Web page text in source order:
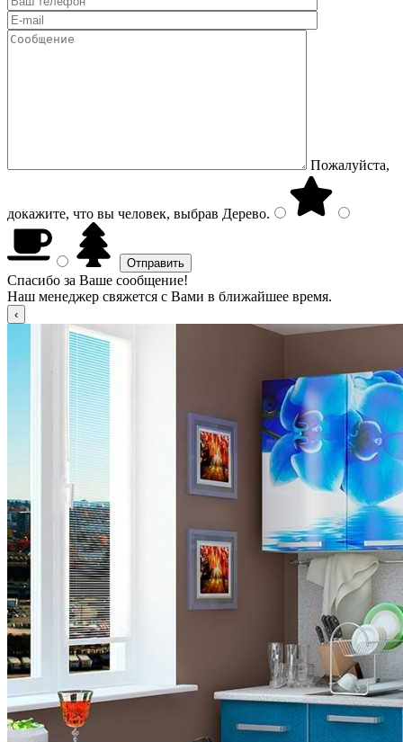
Пожалуйста,
докажите, что вы человек, выбрав Дерево.
Спасибо за Ваше сообщение!
Наш менеджер свяжется с Вами в ближайшее время.